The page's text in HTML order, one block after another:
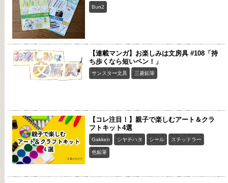
Bun2
【連載マンガ】お楽しみは文房具 #108「持
ち歩くなら短いペン！」
サンスター文具 三菱鉛筆
【コレ注目！】親子で楽しむアート＆クラ
フトキット4選
Gakken シヤチハタ シール ステッドラー
色鉛筆